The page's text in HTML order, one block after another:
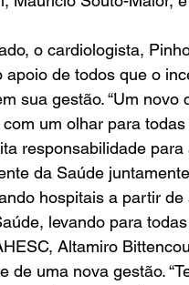
o cardiologista,
apoio de todos que o
sua gestão. “Um
um olhar para
responsabilidade
da Saúde
hospitais a partir
levando para
Altamiro
de uma nova gestão.